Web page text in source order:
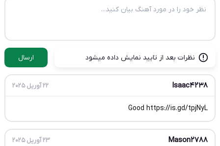
نظرات بعد از تایید نمایش داده میشود ارسال
Isaac4238 22 آوریل 2025
Good https://is.gd/tpjNyL
Mason2788 23 آوریل 2025